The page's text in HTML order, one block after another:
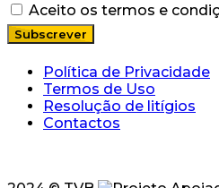
Aceito os termos e
Política de Privacidade
Termos de Uso
Resolução de litígios
Contactos